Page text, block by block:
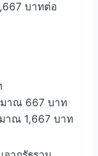
บาทต่อ
มาณ 667 บาท
าณ 1,667 บาท